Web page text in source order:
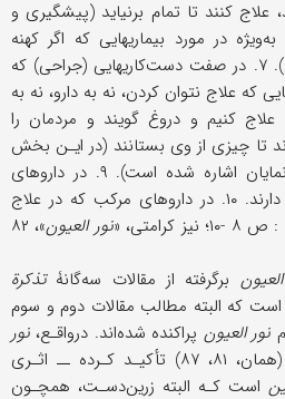
کنند تا تمام برنیاید (پیشگیری و
در مورد بیماریهایی که اگر کهنه
شوند، درمان‌ناپذیر خواهند شد). ۷. در صفت دست‌کاریهایی (جراحی) که
۸. در بیماریهایی که علاج نتوان کردن، نه به دارو، نه به
کنیم و دروغ گویند و مردمان را
تا چیزی از وی بستانند (در ایـن بخش
به شماری از نیرنگهای پزشک‌نمایان اشاره شده است). ۹. در داروهای
مفرد که در علاج چشم به کار دارند. ۱۰. در داروهای مرکب که در علاج
«
نور العیون
»، ۸۲
برگرفته از مقالات سه‌گانۀتذکرة
که البته مطالب مقالات دوم و سوم
نور العیون پراکنده شده‌اند. درواقـع، نور
ــ همچنان‌که کرامتی (همان، ۸۱، ۸۷) تأکیـد کـرده ــ اثـری
است کـه البته زرین‌دسـت، همچـون